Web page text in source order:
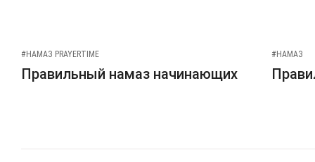
#НАМАЗ PRAYERTIME
Правильный намаз начинающих
#НАМАЗ